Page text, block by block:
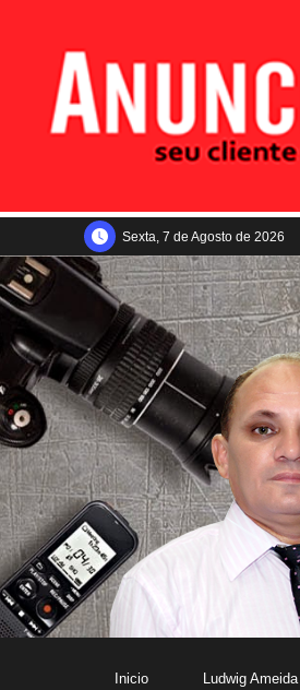
Sexta, 7 de Agosto de 2026
Inicio Ludwig Ameida